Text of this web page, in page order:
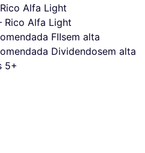
Alfa Light
Rico Alfa Light
FIIsem alta
Dividendosem alta
5+